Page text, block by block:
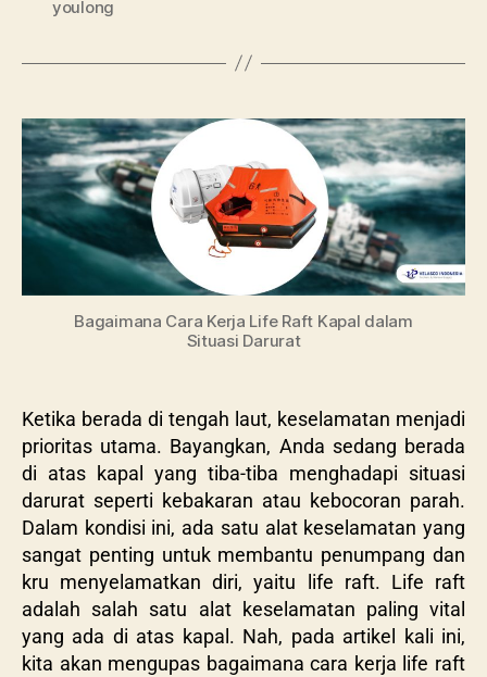
youlong
Bagaimana Cara Kerja Life Raft Kapal dalam
Situasi Darurat
Ketika berada di tengah laut, keselamatan menjadi
prioritas utama. Bayangkan, Anda sedang berada
di atas kapal yang tiba-tiba menghadapi situasi
darurat seperti kebakaran atau kebocoran parah.
Dalam kondisi ini, ada satu alat keselamatan yang
sangat penting untuk membantu penumpang dan
kru menyelamatkan diri, yaitu life raft. Life raft
adalah salah satu alat keselamatan paling vital
yang ada di atas kapal. Nah, pada artikel kali ini,
kita akan mengupas bagaimana cara kerja life raft